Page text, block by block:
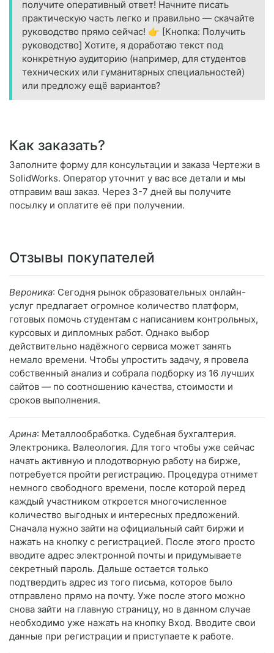
получите оперативный ответ! Начните писать
практическую часть легко и правильно — скачайте
руководство прямо сейчас! 👉 [Кнопка: Получить
руководство] Хотите, я доработаю текст под
конкретную аудиторию (например, для студентов
технических или гуманитарных специальностей)
или предложу ещё вариантов?
Как заказать?
Заполните форму для консультации и заказа Чертежи в
SolidWorks. Оператор уточнит у вас все детали и мы
отправим ваш заказ. Через 3-7 дней вы получите
посылку и оплатите её при получении.
Отзывы покупателей
Вероника: Сегодня рынок образовательных онлайн-
услуг предлагает огромное количество платформ,
готовых помочь студентам с написанием контрольных,
курсовых и дипломных работ. Однако выбор
действительно надёжного сервиса может занять
немало времени. Чтобы упростить задачу, я провела
собственный анализ и собрала подборку из 16 лучших
сайтов — по соотношению качества, стоимости и
сроков выполнения.
Арина: Металлообработка. Судебная бухгалтерия.
Электроника. Валеология. Для того чтобы уже сейчас
начать активную и плодотворную работу на бирже,
потребуется пройти регистрацию. Процедура отнимет
немного свободного времени, после которой перед
каждый участником откроется многочисленное
количество выгодных и интересных предложений.
Сначала нужно зайти на официальный сайт биржи и
нажать на кнопку с регистрацией. После этого просто
вводите адрес электронной почты и придумываете
секретный пароль. Дальше остается только
подтвердить адрес из того письма, которое было
отправлено прямо на почту. Уже после этого можно
снова зайти на главную страницу, но в данном случае
необходимо уже нажать на кнопку Вход. Вводите свои
данные при регистрации и приступаете к работе.